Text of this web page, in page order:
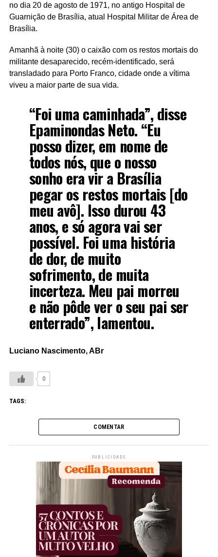
no dia 20 de agosto de 1971, no antigo Hospital de
Guarnição de Brasília, atual Hospital Militar de Área de
Brasília.
Amanhã à noite (30) o caixão com os restos mortais do
militante desaparecido, recém-identificado, será
transladado para Porto Franco, cidade onde a vítima
viveu a maior parte de sua vida.
“Foi uma caminhada”, disse
Epaminondas Neto. “Eu
posso dizer, em nome de
todos nós, que o nosso
sonho era vir a Brasília
pegar os restos mortais [do
meu avô]. Isso durou 43
anos, e só agora vai ser
possível. Foi uma história
de dor, de muito
sofrimento, de muita
incerteza. Meu pai morreu
e não pôde ver o seu pai ser
enterrado”, lamentou.
Luciano Nascimento, ABr
0
TAGS:
COMENTAR
PUBLICIDADE